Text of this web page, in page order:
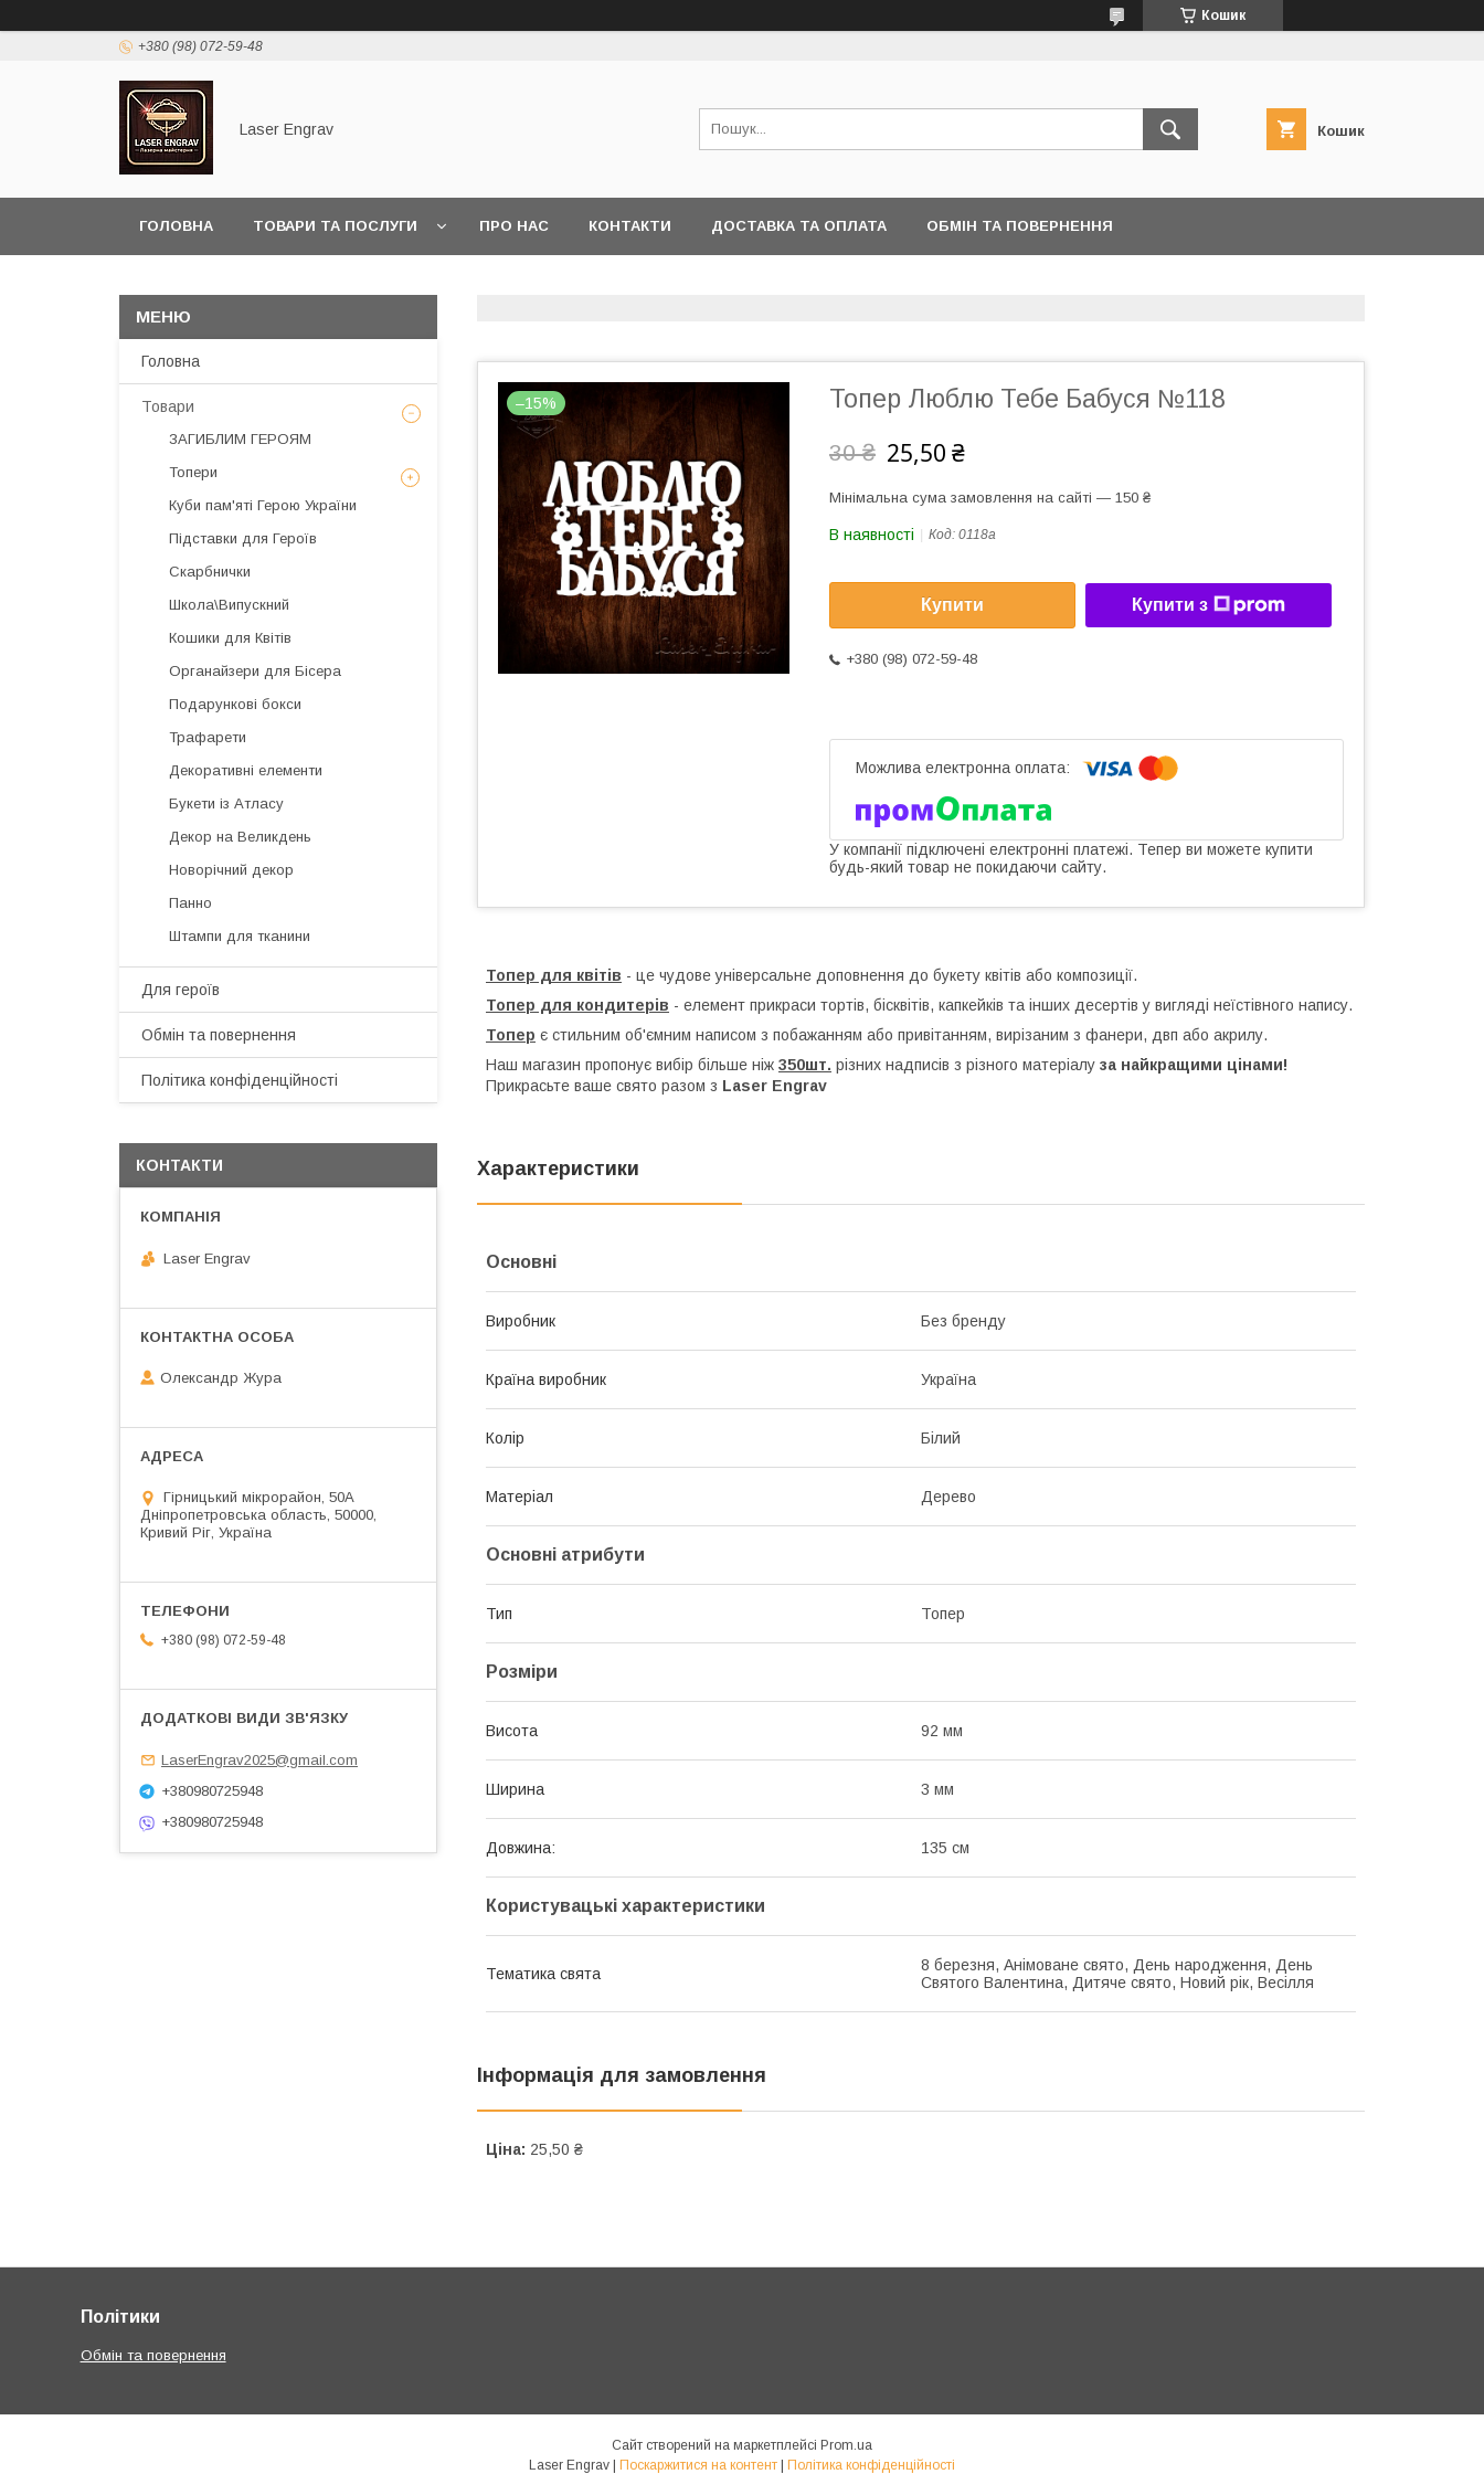
Кошик
+380 (98) 072-59-48
Laser Engrav Кошик
ГОЛОВНА ТОВАРИ ТА ПОСЛУГИ ПРО НАС КОНТАКТИ ДОСТАВКА ТА ОПЛАТА ОБМІН ТА ПОВЕРНЕННЯ
–15% Топер Люблю Тебе Бабуся №118
30 ₴ 25,50 ₴
Мінімальна сума замовлення на сайті — 150 ₴
В наявності Код: 0118a
Купити Купити з
+380 (98) 072-59-48
У компанії підключені електронні платежі. Тепер ви можете купити
будь-який товар не покидаючи сайту.
Топер для квітів - це чудове універсальне доповнення до букету квітів або композиції.
Топер для кондитерів - елемент прикраси тортів, бісквітів, капкейків та інших десертів у вигляді неїстівного напису.
Топер є стильним об'ємним написом з побажанням або привітанням, вирізаним з фанери, двп або акрилу.
Наш магазин пропонує вибір більше ніж 350шт. різних надписів з різного матеріалу за найкращими цінами!
Прикрасьте ваше свято разом з Laser Engrav
Характеристики
Основні
Виробник Без бренду
Країна виробник Україна
Колір Білий
Матеріал Дерево
Основні атрибути
Тип Топер
Розміри
Висота 92 мм
Ширина 3 мм
Довжина: 135 см
Користувацькі характеристики
Тематика свята
8 березня, Анімоване свято, День народження, День
Святого Валентина, Дитяче свято, Новий рік, Весілля
Інформація для замовлення
Ціна: 25,50 ₴
Головна
Товари
ЗАГИБЛИМ ГЕРОЯМ
Топери
Куби пам'яті Герою України
Підставки для Героїв
Скарбнички
Школа\Випускний
Кошики для Квітів
Органайзери для Бісера
Подарункові бокси
Трафарети
Декоративні елементи
Букети із Атласу
Декор на Великдень
Новорічний декор
Панно
Штампи для тканини
Для героїв
Обмін та повернення
Політика конфіденційності
КОНТАКТИ
Laser Engrav
Олександр Жура
Гірницький мікрорайон, 50А
Дніпропетровська область, 50000,
Кривий Ріг, Україна
+380 (98) 072-59-48
LaserEngrav2025@gmail.com
+380980725948
+380980725948
Політики
Обмін та повернення
Сайт створений на маркетплейсі Prom.ua
Поскаржитися на контент Політика конфіденційності